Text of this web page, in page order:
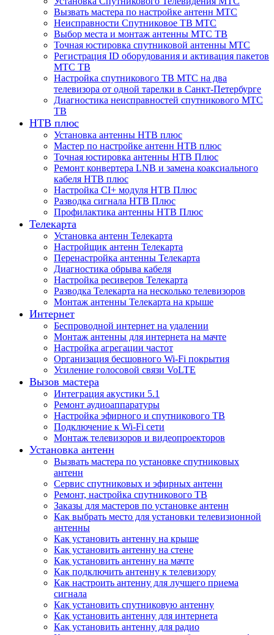
Вызвать мастера по настройке антенн МТС
Неисправности Спутниковое ТВ МТС
Выбор места и монтаж антенны МТС ТВ
Точная юстировка спутниковой антенны МТС
Регистрация ID оборудования и активация пакетов
МТС ТВ
Настройка спутникового ТВ МТС на два
телевизора от одной тарелки в Санкт-Петербурге
Диагностика неисправностей спутникового МТС
ТВ
НТВ плюс
Установка антенны НТВ плюс
Мастер по настройке антенн НТВ плюс
Точная юстировка антенны НТВ Плюс
Ремонт конвертера LNB и замена коаксиального
кабеля НТВ плюс
Настройка CI+ модуля НТВ Плюс
Разводка сигнала НТВ Плюс
Профилактика антенны НТВ Плюс
Телекарта
Установка антенн Телекарта
Настройщик антенн Телекарта
Перенастройка антенны Телекарта
Диагностика обрыва кабеля
Настройка ресиверов Телекарта
Разводка Телекарта на несколько телевизоров
Монтаж антенны Телекарта на крыше
Интернет
Беспроводной интернет на удалении
Монтаж антенны для интернета на мачте
Настройка агрегации частот
Организация бесшовного Wi-Fi покрытия
Усиление голосовой связи VoLTE
Вызов мастера
Интеграция акустики 5.1
Ремонт аудиоаппаратуры
Настройка эфирного и спутникового ТВ
Подключение к Wi-Fi сети
Монтаж телевизоров и видеопроекторов
Установка антенн
Вызвать мастера по установке спутниковых
антенн
Сервис спутниковых и эфирных антенн
Ремонт, настройка спутникового ТВ
Заказы для мастеров по установке антенн
Как выбрать место для установки телевизионной
антенны
Как установить антенну на крыше
Как установить антенну на стене
Как установить антенну на мачте
Как подключить антенну к телевизору
Как настроить антенну для лучшего приема
сигнала
Как установить спутниковую антенну
Как установить антенну для интернета
Как установить антенну для радио